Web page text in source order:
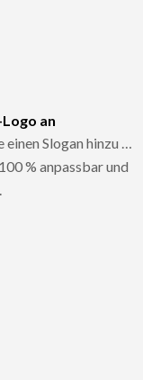
an
Slogan hinzu …
% anpassbar und